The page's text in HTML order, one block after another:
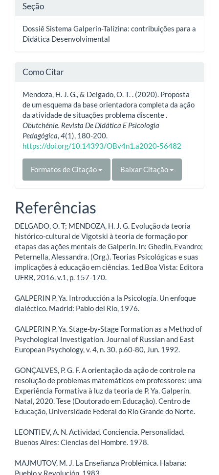
Seção
Dossiê Sistema Galperin-Talízina: contribuições para a
Didática Desenvolvimental
Como Citar
Mendoza, H. J. G., & Delgado, O. T. . (2020). Proposta
de um esquema da base orientadora completa da ação
da atividade de situações problema discente .
Obutchénie. Revista De Didática E Psicologia
Pedagógica,4(1), 180-200.
https://doi.org/10.14393/OBv4n1.a2020-56482
Formatos de Citação Baixar Citação
Referências
DELGADO, O. T; MENDOZA, H. J. G. Evolução da teoria
histórico-cultural de Vigotski à teoria de formação por
etapas das ações mentais de Galperin. In: Ghedin, Evandro;
Peternella, Alessandra. (Org.). Teorias Psicológicas e suas
implicações à educação em ciências. 1ed.Boa Vista: Editora
UFRR, 2016, v.1, p. 157-170.
GALPERIN P. Ya. Introducción a la Psicología. Un enfoque
dialéctico. Madrid: Pablo del Rio, 1976.
GALPERIN P. Ya. Stage-by-Stage Formation as a Method of
Psychological Investigation. Journal of Russian and East
European Psychology, v. 4, n. 30, p.60-80, Jun. 1992.
GONÇALVES, P. G. F. A orientação da ação de controle na
resolução de problemas matemáticos em professores: uma
Experiência Formativa à luz da teoria de P. Ya. Galperin.
Natal, 2020. Tese (Doutorado em Educação). Centro de
Educação, Universidade Federal do Rio Grande do Norte.
LEONTIEV, A. N. Actividad. Conciencia. Personalidad.
Buenos Aires: Ciencias del Hombre. 1978.
MAJMUTOV, M. J. La Enseñanza Problémica. Habana: